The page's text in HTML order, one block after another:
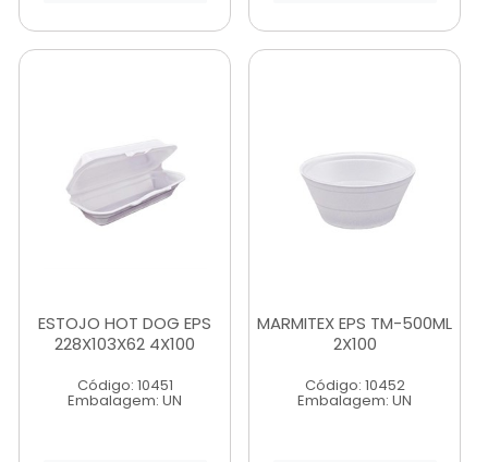
ESTOJO HOT DOG EPS
228X103X62 4X100
Código: 10451
Embalagem: UN
MARMITEX EPS TM-500ML
2X100
Código: 10452
Embalagem: UN